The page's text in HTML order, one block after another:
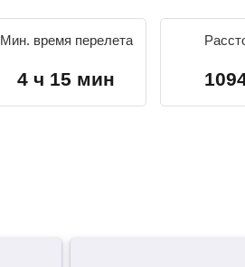
Мин. время перелета
4 ч 15 мин